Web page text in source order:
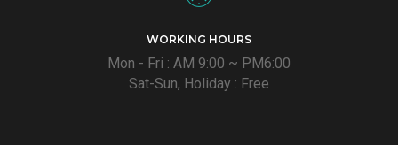
WORKING HOURS
Mon - Fri : AM 9:00 ~ PM6:00
Sat-Sun, Holiday : Free